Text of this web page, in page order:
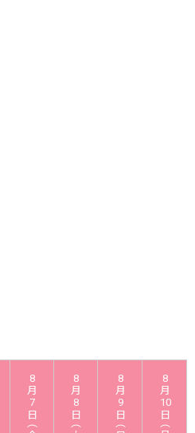
8
月
7
8
月
8
8
月
9
8
月
10